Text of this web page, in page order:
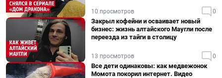
10 просмотров 0
Закрыл кофейни и осваивает новый
бизнес: жизнь алтайского Маугли после
переезда из тайги в столицу
13 просмотров 0
Все дети одинаковы: как медвежонок
Момота покорил интернет. Видео